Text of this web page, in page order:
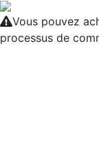
Vous pouvez
processus de